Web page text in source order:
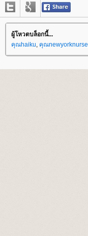
ผู้โหวตบล็อกนี้...
คุณhaiku คุณnewyorknurse